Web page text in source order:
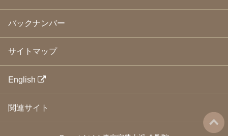
2008年5月(21)
(24)
2008年2月 (21)
2008年1月(23)
2007年12月
2007年9月
2007年8月(26)
バックナンバー
サイトマップ
English
関連サイト